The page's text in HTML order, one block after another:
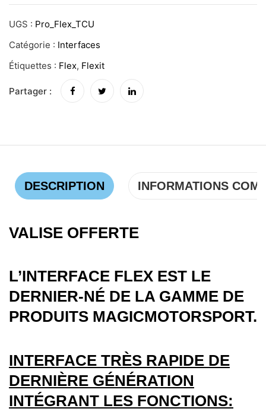
UGS : Pro_Flex_TCU
Catégorie : Interfaces
Étiquettes : Flex, Flexit
Partager :
DESCRIPTION INFORMATIONS
VALISE OFFERTE
L’INTERFACE FLEX EST LE
DERNIER-NÉ DE LA GAMME DE
PRODUITS MAGICMOTORSPORT.
INTERFACE TRÈS RAPIDE DE
DERNIÈRE GÉNÉRATION
INTÉGRANT LES FONCTIONS: